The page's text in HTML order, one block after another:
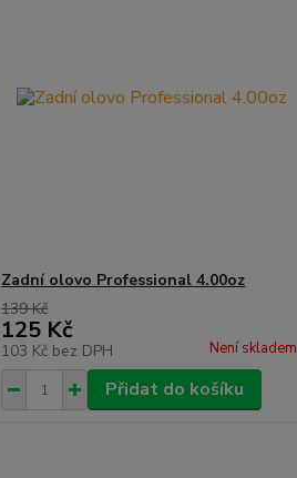
Zadní olovo Professional 4.00oz
139 Kč
125 Kč
103 Kč bez DPH Není skladem
Přidat do košíku